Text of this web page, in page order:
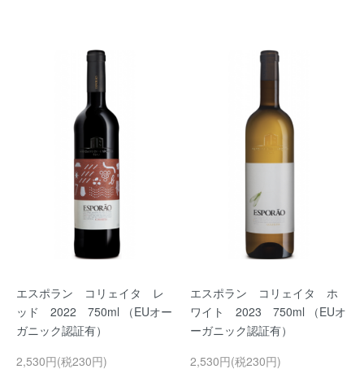
エスポラン コリェイタ レ
ッド 2022 750ml （EUオー
ガニック認証有）
2,530円(税230円)
エスポラン コリェイタ ホ
ワイト 2023 750ml （EUオ
ーガニック認証有）
2,530円(税230円)